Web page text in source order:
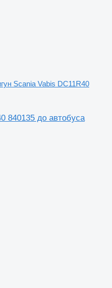
Scania Vabis DC11R40
840135 до автобуса